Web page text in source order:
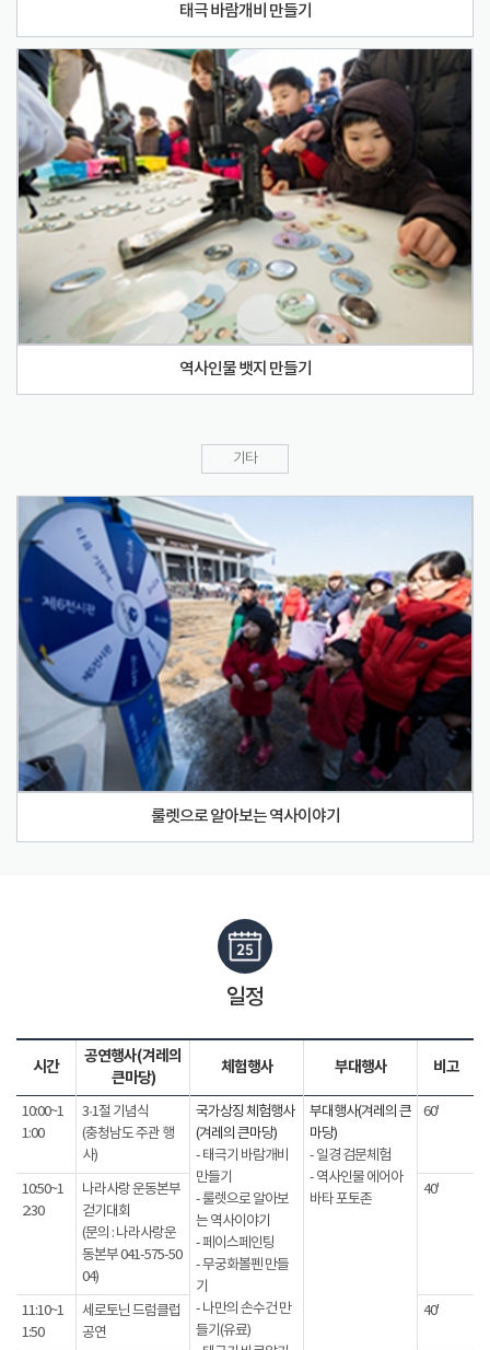
태극 바람개비 만들기
역사인물 뱃지 만들기
기타
룰렛으로 알아보는 역사이야기
일정
시간
공연행사(겨레의
큰마당)
체험행사 부대행사 비고
10:00~1
1:00
3·1절 기념식
(충청남도 주관 행
사)
국가상징 체험행사
(겨레의 큰마당)
- 태극기 바람개비
만들기
- 룰렛으로 알아보
는 역사이야기
- 페이스페인팅
- 무궁화볼펜 만들
기
- 나만의 손수건 만
들기(유료)
부대행사(겨레의 큰
마당)
- 일경 검문체험
- 역사인물 에어아
바타 포토존
60'
10:50~1
2:30
나라사랑 운동본부
걷기대회
(문의 : 나라사랑운
동본부 041-575-50
04)
40'
11:10~1
1:50
세로토닌 드럼클럽
공연
40'